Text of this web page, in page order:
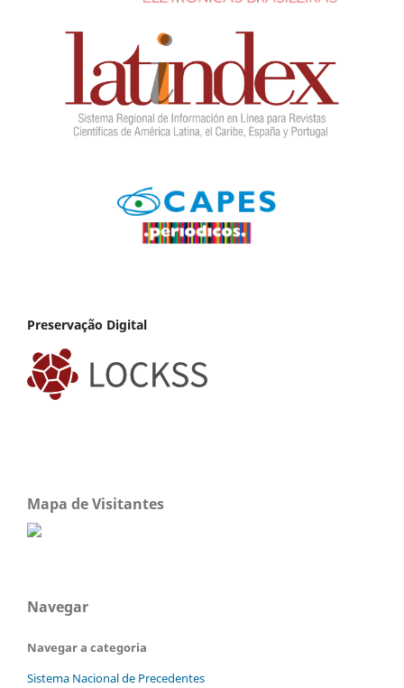
Preservação Digital
Mapa de Visitantes
Navegar
Navegar a categoria
Sistema Nacional de Precedentes